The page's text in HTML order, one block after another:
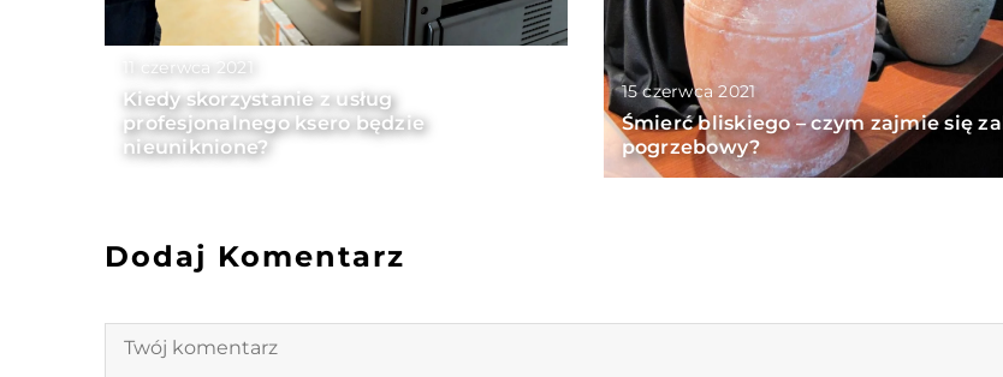
11 czerwca 2021
Kiedy skorzystanie z usług
profesjonalnego ksero będzie
nieuniknione?
15 czerwca 2021
Śmierć bliskiego – czym zajmie się
pogrzebowy?
Dodaj Komentarz